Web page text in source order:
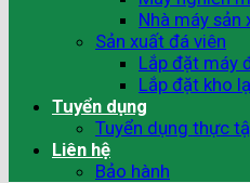
Nhà máy sản
Sản xuất đá viên
Lắp đặt máy
Lắp đặt kho
Tuyển dụng
Tuyển dụng thực
Liên hệ
Bảo hành